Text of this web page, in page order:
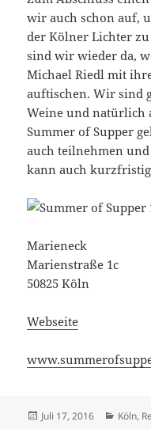
wir auch schon auf,
der Kölner Lichter zu
sind wir wieder da,
Michael Riedl mit
auftischen. Wir sind
Weine und natürlich
Summer of Supper
auch teilnehmen
kann auch
Marieneck
Marienstraße 1c
50825 Köln
Webseite
Veröffentlicht
Juli 17, 2016 Köln,